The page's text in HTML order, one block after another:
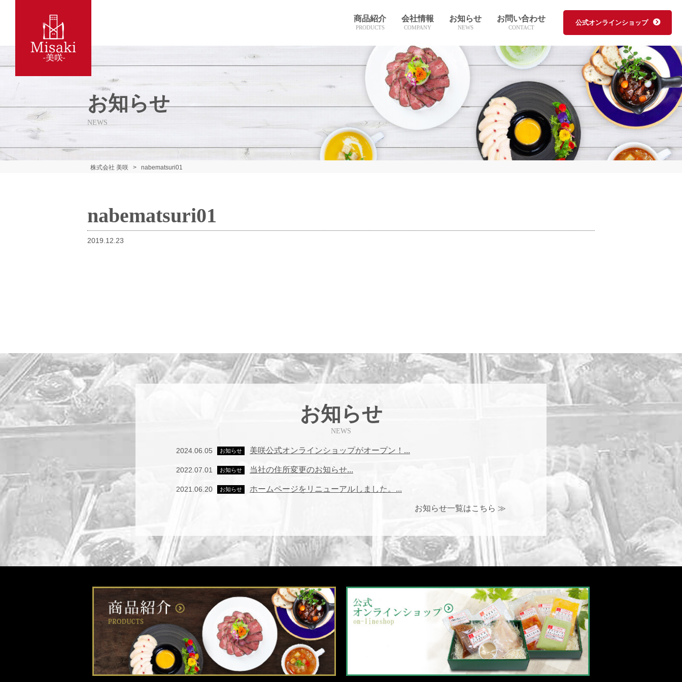
公式オンラインショップ
商品紹介
PRODUCTS
会社情報
COMPANY
お知らせ
NEWS
お問い合わせ
CONTACT
お知らせ
NEWS
株式会社 美咲 > nabematsuri01
nabematsuri01
2019.12.23
お知らせ
NEWS
2024.06.05 お知らせ 美咲公式オンラインショップがオープン！...
2022.07.01 お知らせ 当社の住所変更のお知らせ...
2021.06.20 お知らせ ホームページをリニューアルしました。...
お知らせ一覧はこちら ≫